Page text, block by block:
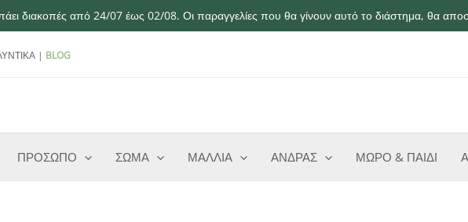
διακοπές από 24/07 έως 02/08. Οι παραγγελίες που θα γίνουν αυτό το διάστημα, θα
| BLOG
ΠΡΟΣΩΠΟ ΣΩΜΑ ΜΑΛΛΙΑ ΑΝΔΡΑΣ ΜΩΡΟ & ΠΑΙΔΙ